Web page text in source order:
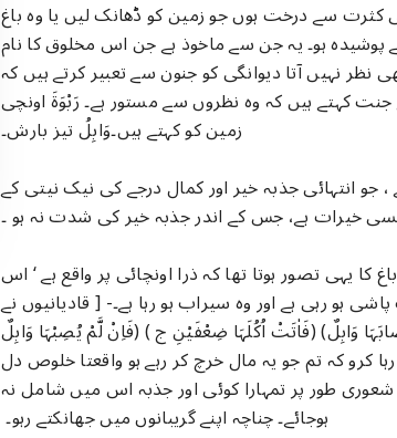
سے درخت ہوں جو زمین کو ڈھانک لیں یا وہ باغ
ہو۔ یہ جن سے ماخوذ ہے جن اس مخلوق کا نام
نظر نہیں آتا دیوانگی کو جنون سے تعبیر کرتے ہیں کہ
کہتے ہیں کہ وہ نظروں سے مستور ہے۔ رَبْوَۃَ اونچی
زمین کو کہتے ہیں۔وَابِلُ تیز بارش۔
جو انتہائی جذبہ خیر اور کمال درجے کی نیک نیتی کے
خیرات ہے، جس کے اندر جذبہ خیر کی شدت نہ ہو ۔
کا یہی تصور ہوتا تھا کہ ذرا اونچائی پر واقع ہے ‘ اس
رہی ہے اور وہ سیراب ہو رہا ہے۔- [ قادیانیوں نے
وَابِلٌ) (فَاٰتَتْ اُکُلَہَا ضِعْفَیْنِ ج ) (فَاِنْ لَّمْ یُصِبْہَا وَابِلٌ
کرو کہ تم جو یہ مال خرچ کر رہے ہو واقعتا خلوص دل
شعوری طور پر تمہارا کوئی اور جذبہ اس میں شامل نہ
ہوجائے۔ چناچہ اپنے گریبانوں میں جھانکتے رہو۔